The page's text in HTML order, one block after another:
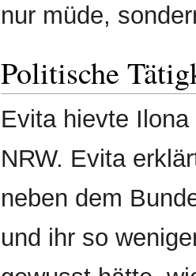
nur müde,
Politische
Evita hievte
NRW. Evita
neben dem
und ihr so